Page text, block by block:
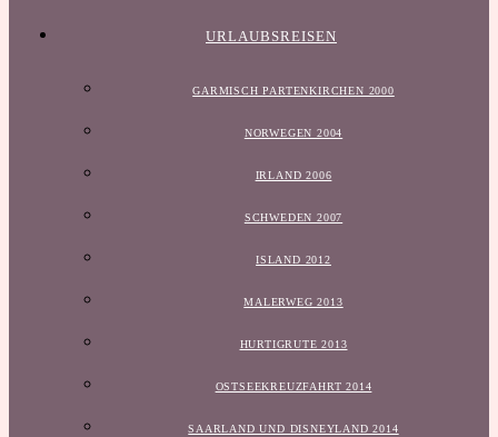
URLAUBSREISEN
GARMISCH PARTENKIRCHEN 2000
NORWEGEN 2004
IRLAND 2006
SCHWEDEN 2007
ISLAND 2012
MALERWEG 2013
HURTIGRUTE 2013
OSTSEEKREUZFAHRT 2014
SAARLAND UND DISNEYLAND 2014